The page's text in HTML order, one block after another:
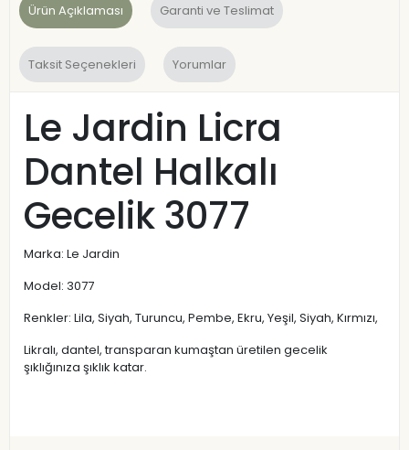
Ürün Açıklaması Garanti ve Teslimat
Taksit Seçenekleri Yorumlar
Le Jardin Licra
Dantel Halkalı
Gecelik 3077
Marka: Le Jardin
Model: 3077
Renkler: Lila, Siyah, Turuncu, Pembe, Ekru, Yeşil, Siyah, Kırmızı,
Likralı, dantel, transparan kumaştan üretilen gecelik
şıklığınıza şıklık katar.